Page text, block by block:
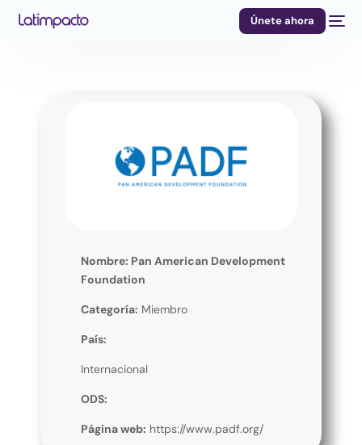
Únete ahora
Nombre: Pan American Development
Foundation
Categoría: Miembro
País:
Internacional
ODS:
Página web: https://www.padf.org/